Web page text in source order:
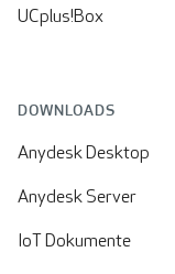
UCplus!Box
DOWNLOADS
Anydesk Desktop
Anydesk Server
IoT Dokumente